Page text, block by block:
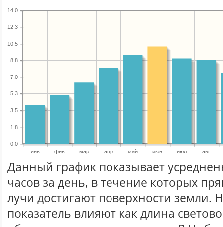
янв фев мар апр май июн июл авг
0.0
1.8
3.5
5.3
7.0
8.8
10.5
12.3
14.0
Данный график показывает
часов за день, в течение которых
лучи достигают поверхности земли.
показатель влияют как длина